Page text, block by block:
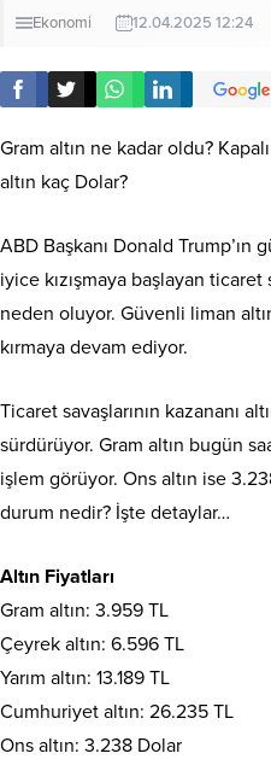
Ekonomi 12.04.2025 12:24
Gram altın ne kadar oldu?
altın kaç Dolar?
ABD Başkanı Donald Trump’ın
iyice kızışmaya başlayan ticaret
neden oluyor. Güvenli liman
kırmaya devam ediyor.
Ticaret savaşlarının kazananı
sürdürüyor. Gram altın bugün
işlem görüyor. Ons altın ise
durum nedir? İşte detaylar…
Altın Fiyatları
Gram altın: 3.959 TL
Çeyrek altın: 6.596 TL
Yarım altın: 13.189 TL
Cumhuriyet altın: 26.235 TL
Ons altın: 3.238 Dolar